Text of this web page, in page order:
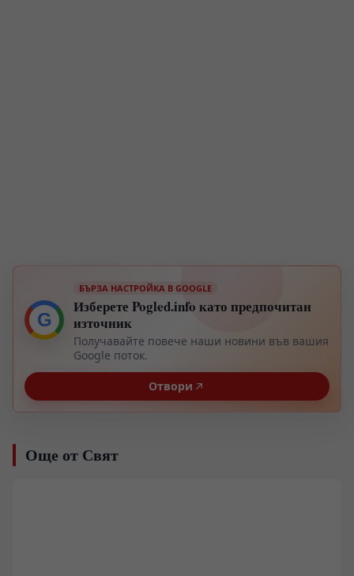
G
БЪРЗА НАСТРОЙКА В GOOGLE
Изберете Pogled.info като предпочитан
източник
Получавайте повече наши новини във вашия
Google поток.
Отвори
Още от Свят